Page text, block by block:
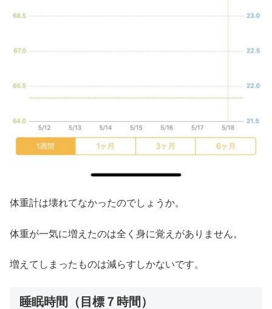
体重計は壊れてなかったのでしょうか。
体重が一気に増えたのは全く身に覚えがありません。
増えてしまったものは減らすしかないです。
睡眠時間（目標７時間）